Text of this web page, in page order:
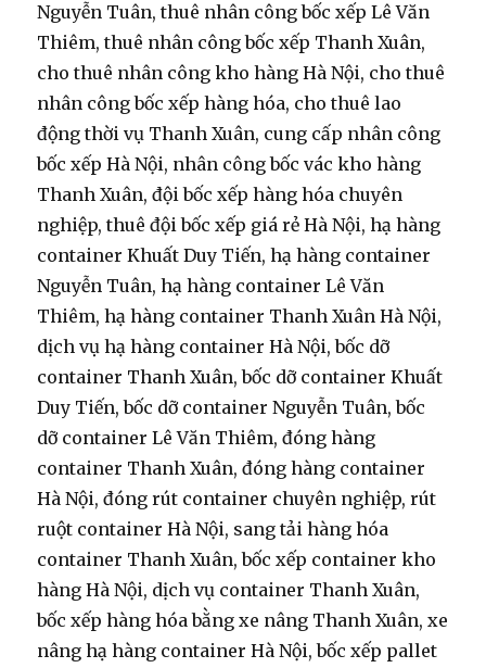
Nguyễn Tuân, thuê nhân công bốc xếp Lê Văn
Thiêm, thuê nhân công bốc xếp Thanh Xuân,
cho thuê nhân công kho hàng Hà Nội, cho thuê
nhân công bốc xếp hàng hóa, cho thuê lao
động thời vụ Thanh Xuân, cung cấp nhân công
bốc xếp Hà Nội, nhân công bốc vác kho hàng
Thanh Xuân, đội bốc xếp hàng hóa chuyên
nghiệp, thuê đội bốc xếp giá rẻ Hà Nội, hạ hàng
container Khuất Duy Tiến, hạ hàng container
Nguyễn Tuân, hạ hàng container Lê Văn
Thiêm, hạ hàng container Thanh Xuân Hà Nội,
dịch vụ hạ hàng container Hà Nội, bốc dỡ
container Thanh Xuân, bốc dỡ container Khuất
Duy Tiến, bốc dỡ container Nguyễn Tuân, bốc
dỡ container Lê Văn Thiêm, đóng hàng
container Thanh Xuân, đóng hàng container
Hà Nội, đóng rút container chuyên nghiệp, rút
ruột container Hà Nội, sang tải hàng hóa
container Thanh Xuân, bốc xếp container kho
hàng Hà Nội, dịch vụ container Thanh Xuân,
bốc xếp hàng hóa bằng xe nâng Thanh Xuân, xe
nâng hạ hàng container Hà Nội, bốc xếp pallet